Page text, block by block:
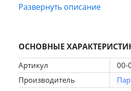
опоры подпятник пластик
фурнитура в комплекте
универсальная сборка
max нагрузка на полку и
Развернуть описание
ОСНОВНЫЕ
Артикул
00-
Производитель